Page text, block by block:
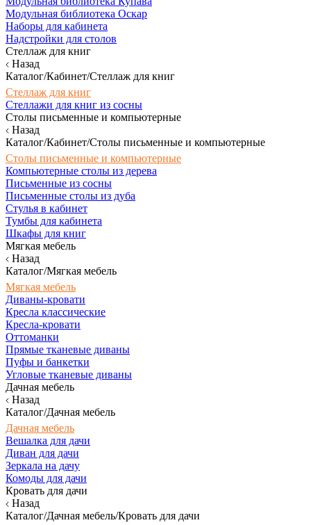
Модульная библиотека Оскар
Наборы для кабинета
Надстройки для столов
Стеллаж для книг
Назад
Каталог/Кабинет/Стеллаж для книг
Стеллаж для книг
Стеллажи для книг из сосны
Столы письменные и компьютерные
Назад
Каталог/Кабинет/Столы письменные и компьютерные
Столы письменные и компьютерные
Компьютерные столы из дерева
Письменные из сосны
Письменные столы из дуба
Стулья в кабинет
Тумбы для кабинета
Шкафы для книг
Мягкая мебель
Назад
Каталог/Мягкая мебель
Мягкая мебель
Диваны-кровати
Кресла классические
Кресла-кровати
Оттоманки
Прямые тканевые диваны
Пуфы и банкетки
Угловые тканевые диваны
Дачная мебель
Назад
Каталог/Дачная мебель
Дачная мебель
Вешалка для дачи
Диван для дачи
Зеркала на дачу
Комоды для дачи
Кровать для дачи
Назад
Каталог/Дачная мебель/Кровать для дачи